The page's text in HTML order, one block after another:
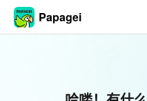
Papagei